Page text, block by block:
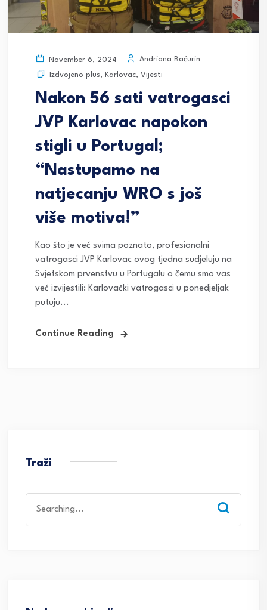
November 6, 2024
Andriana Baćurin
Izdvojeno plus, Karlovac, Vijesti
Nakon 56 sati vatrogasci
JVP Karlovac napokon
stigli u Portugal;
“Nastupamo na
natjecanju WRO s još
više motiva!”
Kao što je već svima poznato, profesionalni
vatrogasci JVP Karlovac ovog tjedna sudjeluju na
Svjetskom prvenstvu u Portugalu o čemu smo vas
već izvijestili: Karlovački vatrogasci u ponedjeljak
putuju...
Continue Reading
Traži
for: